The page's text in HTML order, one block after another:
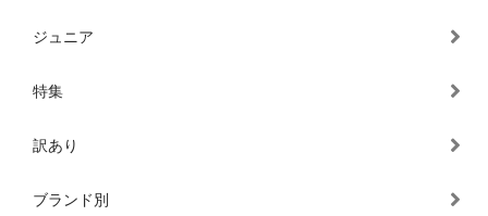
ジュニア
特集
訳あり
ブランド別